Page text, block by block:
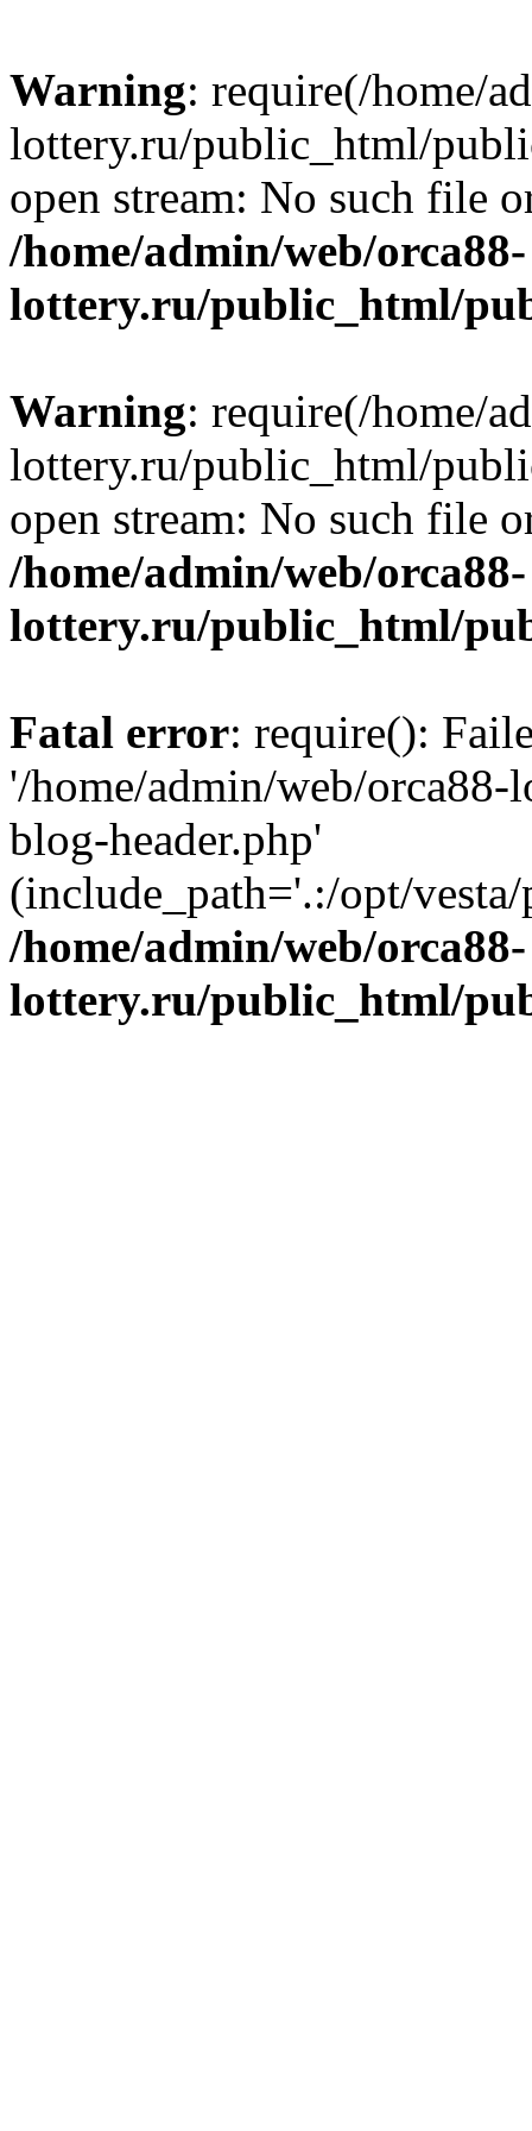
Warning: require(/home/
lottery.ru/public_html/
open stream: No such file
/home/admin/web/orca88-
lottery.ru/public_html/
Warning: require(/home/
lottery.ru/public_html/
open stream: No such file
/home/admin/web/orca88-
lottery.ru/public_html/
Fatal error: require():
'/home/admin/web/
blog-header.php'
(include_path='.:/opt/
/home/admin/web/orca88-
lottery.ru/public_html/